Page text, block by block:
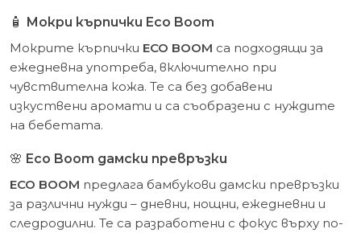
🧴 Мокри кърпички Eco Boom
Мокрите кърпички ECO BOOM са подходящи за
ежедневна употреба, включително при
чувствителна кожа. Те са без добавени
изкуствени аромати и са съобразени с нуждите
на бебетата.
🌸 Eco Boom дамски превръзки
ECO BOOM предлага бамбукови дамски превръзки
за различни нужди – дневни, нощни, ежедневни и
следродилни. Те са разработени с фокус върху по-